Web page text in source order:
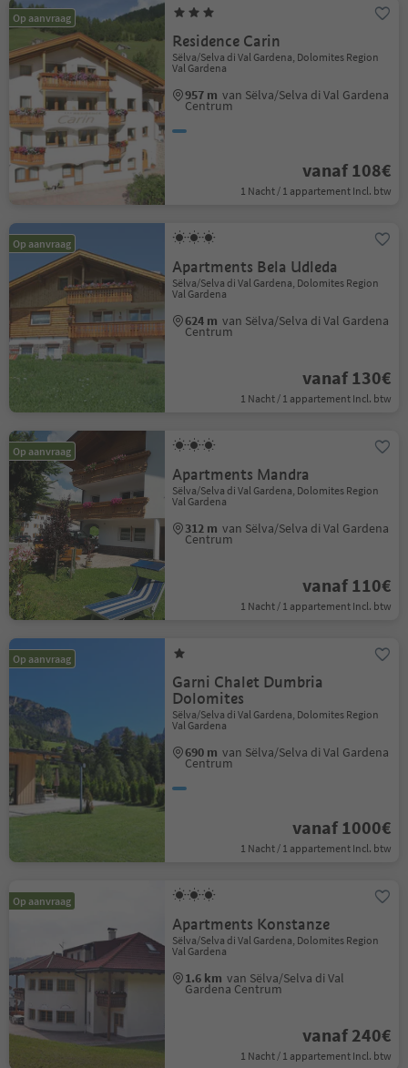
Op aanvraag
Residence Carin
Sëlva/Selva di Val Gardena, Dolomites Region
Val Gardena
957 m van Sëlva/Selva di Val Gardena
Centrum
vanaf 108€
1 Nacht / 1 appartement Incl. btw
Op aanvraag
Apartments Bela Udleda
Sëlva/Selva di Val Gardena, Dolomites Region
Val Gardena
624 m van Sëlva/Selva di Val Gardena
Centrum
vanaf 130€
1 Nacht / 1 appartement Incl. btw
Op aanvraag
Apartments Mandra
Sëlva/Selva di Val Gardena, Dolomites Region
Val Gardena
312 m van Sëlva/Selva di Val Gardena
Centrum
vanaf 110€
1 Nacht / 1 appartement Incl. btw
Op aanvraag
Garni Chalet Dumbria
Dolomites
Sëlva/Selva di Val Gardena, Dolomites Region
Val Gardena
690 m van Sëlva/Selva di Val Gardena
Centrum
vanaf 1000€
1 Nacht / 1 appartement Incl. btw
Op aanvraag
Apartments Konstanze
Sëlva/Selva di Val Gardena, Dolomites Region
Val Gardena
1.6 km van Sëlva/Selva di Val
Gardena Centrum
vanaf 240€
1 Nacht / 1 appartement Incl. btw